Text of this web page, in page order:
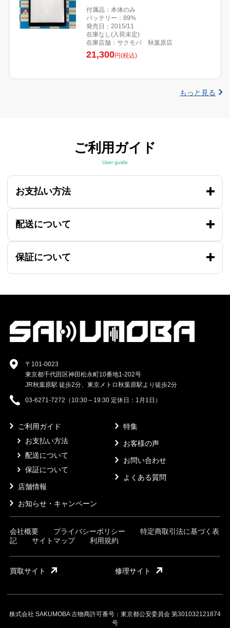
付属品：本体のみ
バッテリー：89%
発売日：2015/11
在庫なし(入荷未定)
在庫店舗：サクモバ 秋葉原店
21,300円(税込)
もっと見る
ご利用ガイド
User guide
お支払い方法
配送について
保証について
〒101-0023
東京都千代田区神田松永町10番地1-202号
JR秋葉原駅 徒歩2分、東京メトロ秋葉原駅より徒歩2分
03-6271-7272（10:30～19:30 定休日：1月1日）
ご利用ガイド
お支払い方法
配送について
保証について
店舗情報
お知らせ・キャンペーン
特集
お客様の声
お問い合わせ
よくある質問
会社概要 プライバシーポリシー
特定商取引法に基づく表
記
サイトマップ 利用規約
買取サイト 修理サイト
株式会社 SAKUMOBA 古物商許可番号：東京都公安委員会 第301032121874
号